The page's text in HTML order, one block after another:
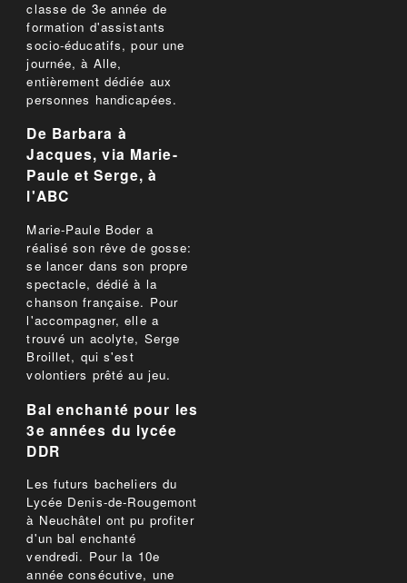
classe de 3e année de
formation d'assistants
socio-éducatifs, pour une
journée, à Alle,
entièrement dédiée aux
personnes handicapées.
De Barbara à
Jacques, via Marie-
Paule et Serge, à
l'ABC
Marie-Paule Boder a
réalisé son rêve de gosse:
se lancer dans son propre
spectacle, dédié à la
chanson française. Pour
l'accompagner, elle a
trouvé un acolyte, Serge
Broillet, qui s'est
volontiers prêté au jeu.
Bal enchanté pour les
3e années du lycée
DDR
Les futurs bacheliers du
Lycée Denis-de-Rougemont
à Neuchâtel ont pu profiter
d'un bal enchanté
vendredi. Pour la 10e
année consécutive, une